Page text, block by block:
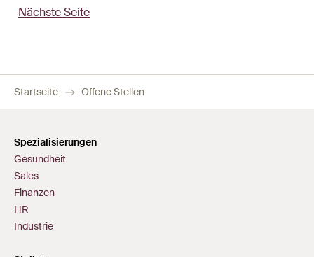
Nächste Seite
Startseite Offene Stellen
Spezialisierungen
Gesundheit
Sales
Finanzen
HR
Industrie